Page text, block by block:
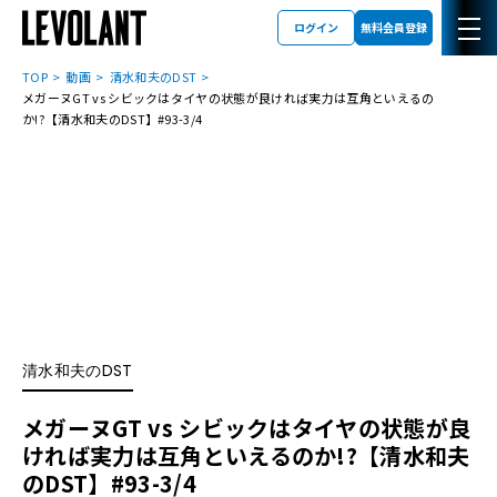
ログイン 無料会員登録
TOP 動画
清水和夫のDST
メガーヌGT vs シビックはタイヤの状態が良ければ実力は互角といえるの
か!?【清水和夫のDST】#93-3/4
清水和夫のDST
メガーヌGT vs シビックはタイヤの状態が良
ければ実力は互角といえるのか!?【清水和夫
のDST】#93-3/4